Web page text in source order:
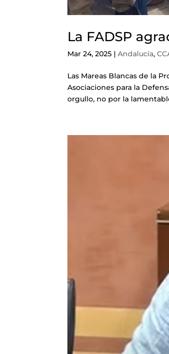
La FADSP
Mar 24, 2025 |Andalucía,
Las Mareas Blancas de la
Asociaciones para la
orgullo, no por la